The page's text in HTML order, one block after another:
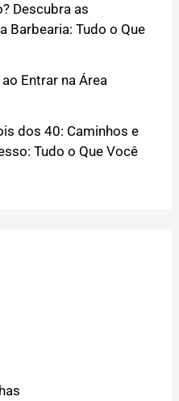
Descubra as
Barbearia: Tudo o Que
Entrar na Área
dos 40: Caminhos e
Tudo o Que Você